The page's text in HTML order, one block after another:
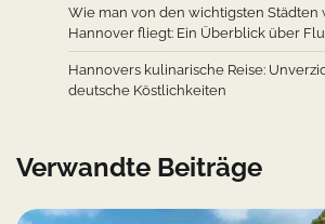
Wie man von den wichtigsten Städten
Hannover fliegt: Ein Überblick über
Hannovers kulinarische Reise:
deutsche Köstlichkeiten
Verwandte Beiträge